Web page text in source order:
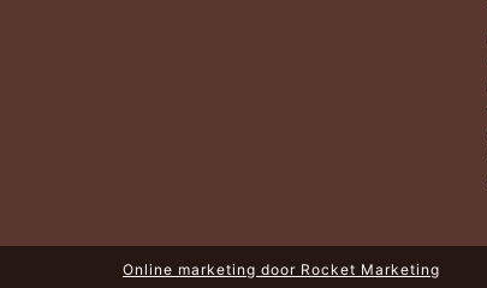
Online marketing door Rocket Marketing